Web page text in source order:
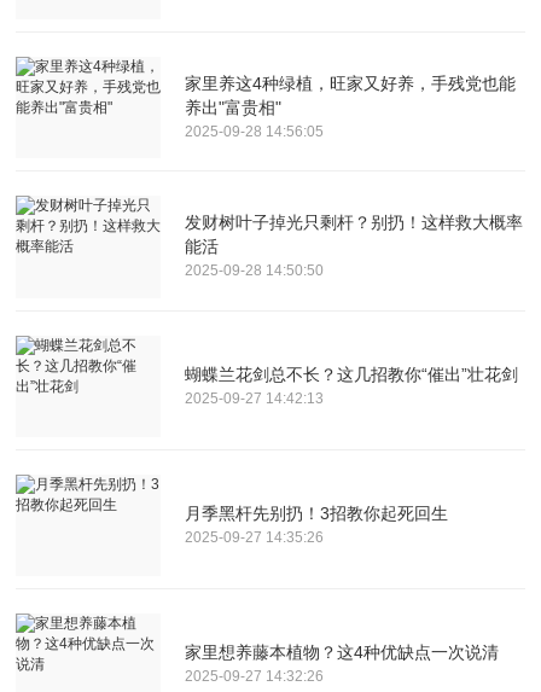
家里养这4种绿植，旺家又好养，手残党也能
养出"富贵相"
2025-09-28 14:56:05
发财树叶子掉光只剩杆？别扔！这样救大概率
能活
2025-09-28 14:50:50
蝴蝶兰花剑总不长？这几招教你“催出”壮花剑
2025-09-27 14:42:13
月季黑杆先别扔！3招教你起死回生
2025-09-27 14:35:26
家里想养藤本植物？这4种优缺点一次说清
2025-09-27 14:32:26